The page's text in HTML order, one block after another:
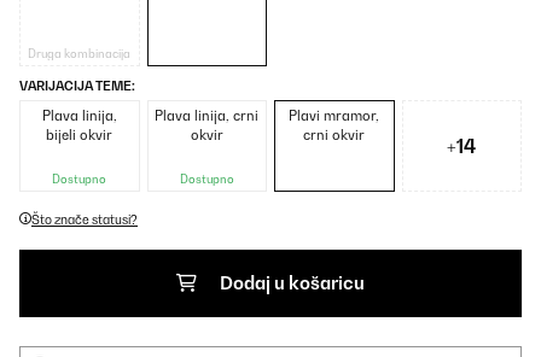
Druga kombinacija
VARIJACIJA TEME:
Plava linija,
bijeli okvir
Dostupno
Plava linija, crni
okvir
Dostupno
Plavi mramor,
crni okvir
+14
Što znače statusi?
Dodaj u košaricu